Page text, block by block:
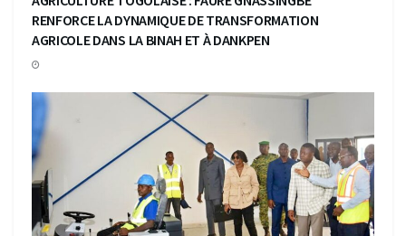
RENFORCE LA DYNAMIQUE DE TRANSFORMATION
AGRICOLE DANS LA BINAH ET À DANKPEN